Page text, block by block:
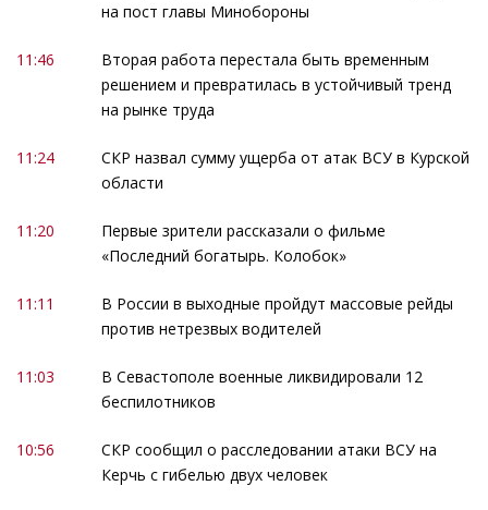
на пост главы Минобороны
11:46
Вторая работа перестала быть временным
решением и превратилась в устойчивый тренд
на рынке труда
11:24
СКР назвал сумму ущерба от атак ВСУ в Курской
области
11:20
Первые зрители рассказали о фильме
«Последний богатырь. Колобок»
11:11
В России в выходные пройдут массовые рейды
против нетрезвых водителей
11:03
В Севастополе военные ликвидировали 12
беспилотников
10:56
СКР сообщил о расследовании атаки ВСУ на
Керчь с гибелью двух человек